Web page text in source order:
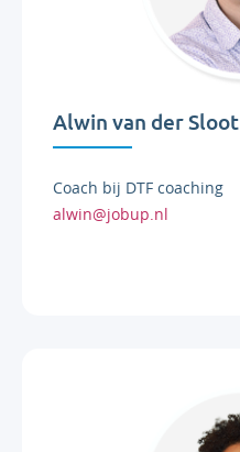
Alwin van der Sloot
Coach bij DTF coaching
alwin@jobup.nl